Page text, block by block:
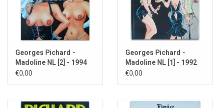
Georges Pichard -
Madoline NL [2] - 1994
€0,00
Georges Pichard -
Madoline NL [1] - 1992
€0,00